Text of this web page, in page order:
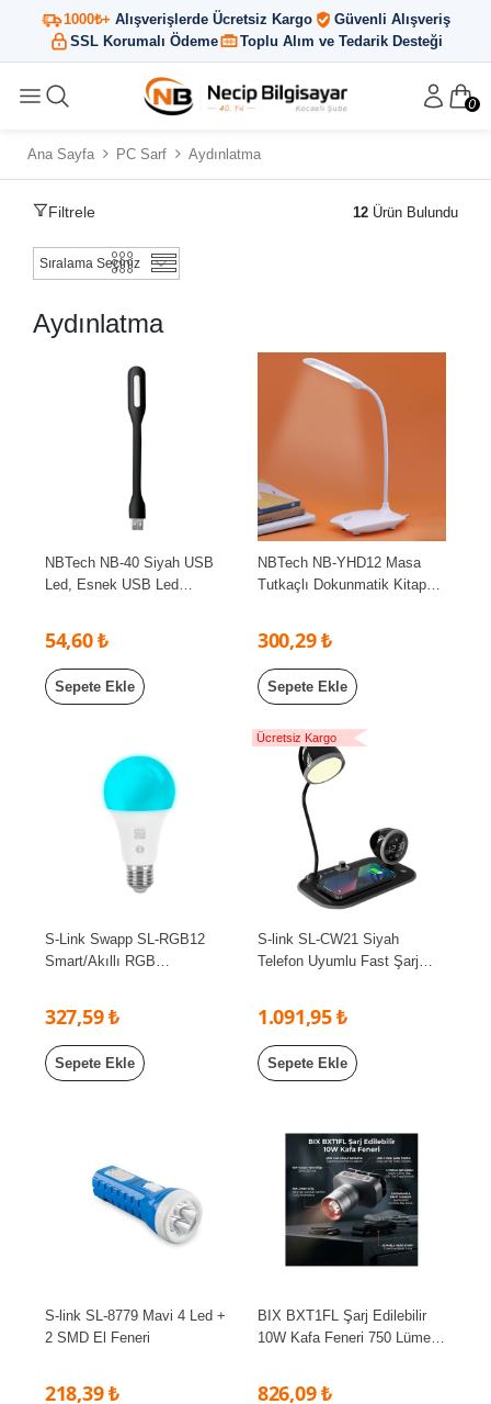
1000₺+ Alışverişlerde Ücretsiz Kargo
Güvenli Alışveriş
SSL Korumalı Ödeme
Toplu Alım ve Tedarik Desteği
0
Ana Sayfa PC Sarf Aydınlatma
Filtrele 12 Ürün Bulundu
Aydınlatma
NBTech NB-40 Siyah USB
Led, Esnek USB Led
54,60 ₺
Sepete Ekle
NBTech NB-YHD12 Masa
Tutkaçlı Dokunmatik Kitap
300,29 ₺
Sepete Ekle
S-Link Swapp SL-RGB12
Smart/Akıllı RGB
327,59 ₺
Sepete Ekle
Ücretsiz Kargo
S-link SL-CW21 Siyah
Telefon Uyumlu Fast Şarj
Masa Lambası
1.091,95 ₺
Sepete Ekle
S-link SL-8779 Mavi 4 Led +
2 SMD El Feneri
218,39 ₺
BIX BXT1FL Şarj Edilebilir
10W Kafa Feneri 750 Lümen
826,09 ₺